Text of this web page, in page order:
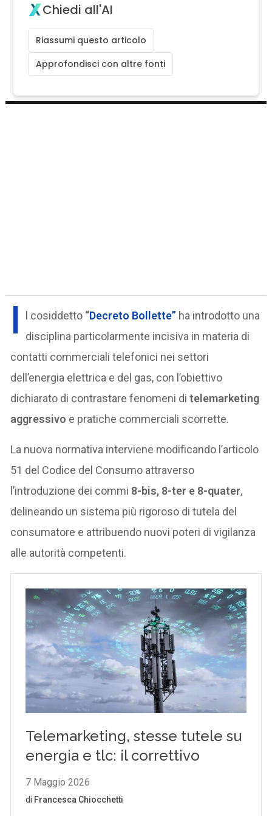
Chiedi all'AI
Riassumi questo articolo
Approfondisci con altre fonti
I l cosiddetto “Decreto Bollette” ha introdotto una
disciplina particolarmente incisiva in materia di
contatti commerciali telefonici nei settori
dell’energia elettrica e del gas, con l’obiettivo
dichiarato di contrastare fenomeni ditelemarketing
aggressivo e pratiche commerciali scorrette.
La nuova normativa interviene modificando l’articolo
51 del Codice del Consumo attraverso
l’introduzione dei commi 8-bis, 8-ter e 8-quater,
delineando un sistema più rigoroso di tutela del
consumatore e attribuendo nuovi poteri di vigilanza
alle autorità competenti.